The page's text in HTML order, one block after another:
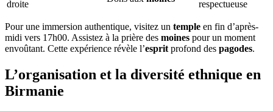
droite
respectueuse
Pour une immersion authentique, visitez un temple en fin d’après-
midi vers 17h00. Assistez à la prière des moines pour un moment
envoûtant. Cette expérience révèle l’esprit profond des pagodes.
L’organisation et la diversité ethnique en
Birmanie